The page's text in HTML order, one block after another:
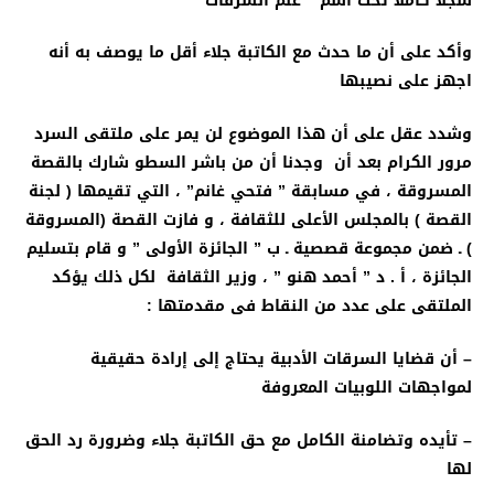
وأكد على أن ما حدث مع الكاتبة جلاء أقل ما يوصف به أنه
اجهز على نصيبها
وشدد عقل على أن هذا الموضوع لن يمر على ملتقى السرد
مرور الكرام بعد أن وجدنا أن من باشر السطو شارك بالقصة
المسروقة ، في مسابقة ” فتحي غانم” ، التي تقيمها ( لجنة
القصة ) بالمجلس الأعلى للثقافة ، و فازت القصة (المسروقة
) ـ ضمن مجموعة قصصية ـ ب ” الجائزة الأولى ” و قام بتسليم
الجائزة ، أ . د ” أحمد هنو ” ، وزير الثقافة لكل ذلك يؤكد
الملتقى على عدد من النقاط فى مقدمتها :
– أن قضايا السرقات الأدبية يحتاج إلى إرادة حقيقية
لمواجهات اللوبيات المعروفة
– تأيده وتضامنة الكامل مع حق الكاتبة جلاء وضرورة رد الحق
لها